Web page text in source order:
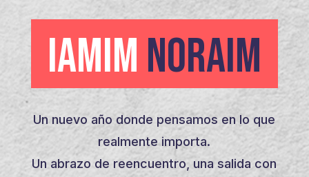
IAMIM NORAIM
Un nuevo año donde pensamos en lo que
realmente importa.
Un abrazo de reencuentro, una salida con